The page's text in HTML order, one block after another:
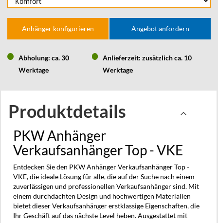
Anhänger konfigurieren Angebot anfordern
Abholung: ca. 30
Werktage
Anlieferzeit: zusätzlich ca. 10
Werktage
Produktdetails
PKW Anhänger
Verkaufsanhänger Top - VKE
Entdecken Sie den PKW Anhänger Verkaufsanhänger Top -
VKE, die ideale Lösung für alle, die auf der Suche nach einem
zuverlässigen und professionellen Verkaufsanhänger sind. Mit
einem durchdachten Design und hochwertigen Materialien
bietet dieser Verkaufsanhänger erstklassige Eigenschaften, die
Ihr Geschäft auf das nächste Level heben. Ausgestattet mit